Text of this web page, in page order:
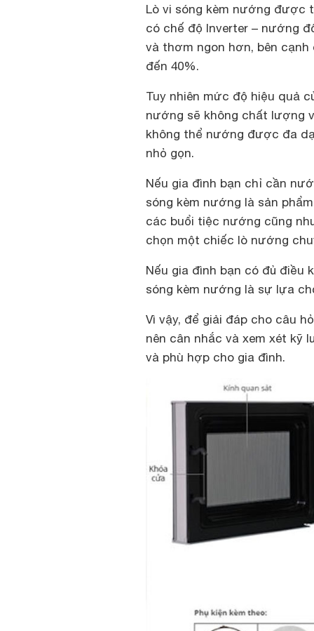
Lò vi sóng kèm nướng được
có chế độ Inverter – nướng
và thơm ngon hơn, bên
đến 40%.
Tuy nhiên mức độ hiệu quả
nướng sẽ không chất lượng
không thể nướng được đa
nhỏ gọn.
Nếu gia đình bạn chỉ cần
sóng kèm nướng là sản
các buổi tiệc nướng cũng
chọn một chiếc lò nướng
Nếu gia đình bạn có đủ điều
sóng kèm nướng là sự lựa
Vì vậy, để giải đáp cho câu
nên cân nhắc và xem xét kỹ
và phù hợp cho gia đình.